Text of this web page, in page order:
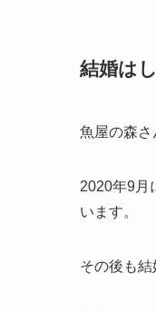
結婚は
魚屋の森さ
2020年9月
います。
その後も結